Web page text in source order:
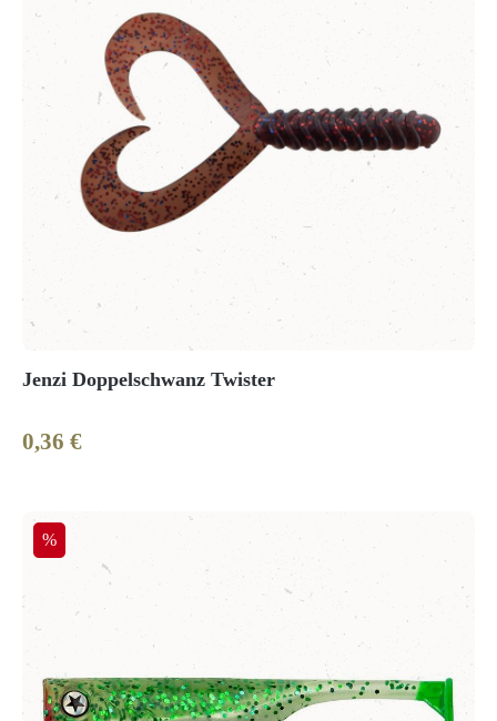
Jenzi Doppelschwanz Twister
Regulärer Preis:
0,36 €
Rabatt
%